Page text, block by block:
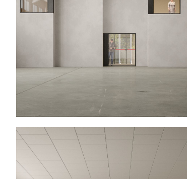
Pavilhão Polivalente na Maia